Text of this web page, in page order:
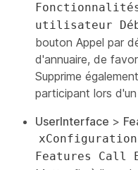
utilisateur
bouton Appel par
d'annuaire, de
Supprime
participant lors d'un
UserInterface >
Features Call